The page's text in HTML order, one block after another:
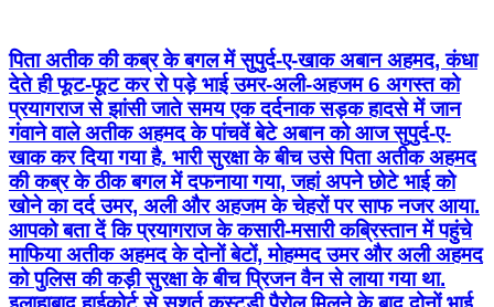
पिता अतीक की कब्र के बगल में सुपुर्द-ए-खाक अबान अहमद, कंधा
देते ही फूट-फूट कर रो पड़े भाई उमर-अली-अहजम 6 अगस्त को
प्रयागराज से झांसी जाते समय एक दर्दनाक सड़क हादसे में जान
गंवाने वाले अतीक अहमद के पांचवें बेटे अबान को आज सुपुर्द-ए-
खाक कर दिया गया है. भारी सुरक्षा के बीच उसे पिता अतीक अहमद
की कब्र के ठीक बगल में दफनाया गया, जहां अपने छोटे भाई को
खोने का दर्द उमर, अली और अहजम के चेहरों पर साफ नजर आया.
आपको बता दें कि प्रयागराज के कसारी-मसारी कब्रिस्तान में पहुंचे
माफिया अतीक अहमद के दोनों बेटों, मोहम्मद उमर और अली अहमद
को पुलिस की कड़ी सुरक्षा के बीच प्रिजन वैन से लाया गया था.